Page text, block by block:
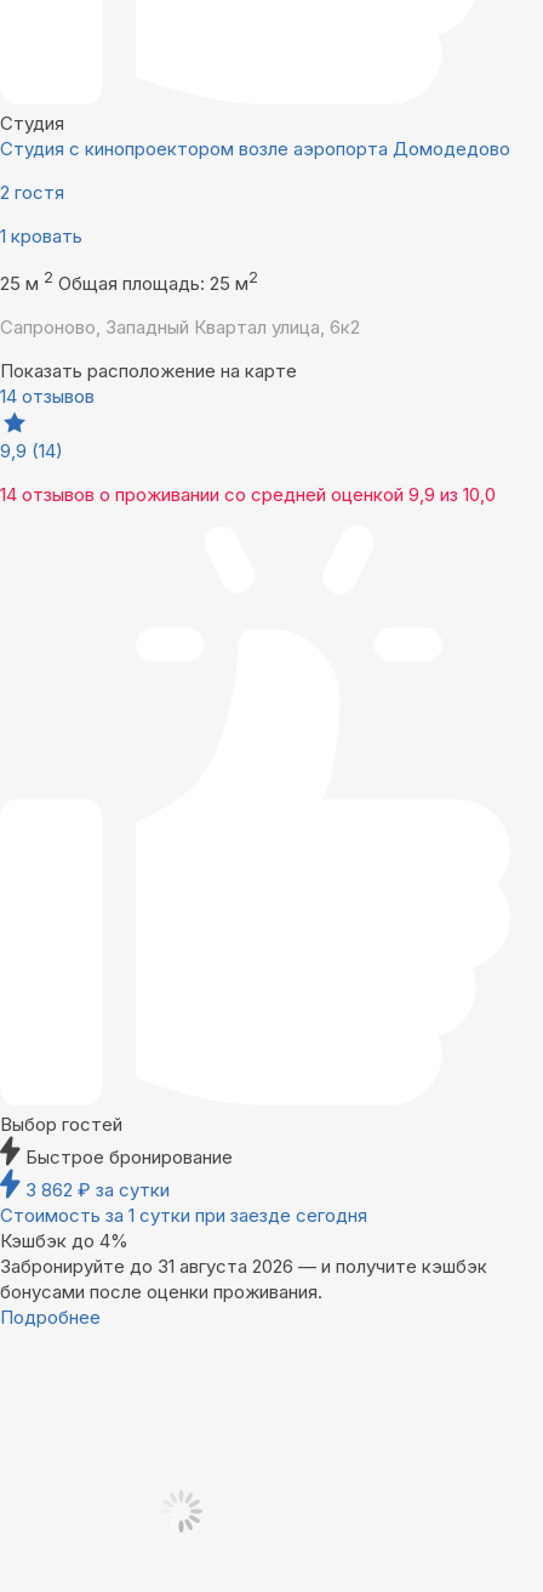
Студия
Студия с кинопроектором возле аэропорта Домодедово
2 гостя
1 кровать
25 м 2 Общая площадь: 25 м2
Сапроново, Западный Квартал улица, 6к2
Показать расположение на карте
14 отзывов
9,9 (14)
14 отзывов о проживании со средней оценкой 9,9 из 10,0
Выбор гостей
Быстрое бронирование
3 862 ₽ за сутки
Стоимость за 1 сутки при заезде сегодня
Кэшбэк до 4%
Забронируйте до 31 августа 2026 — и получите кэшбэк
бонусами после оценки проживания.
Подробнее